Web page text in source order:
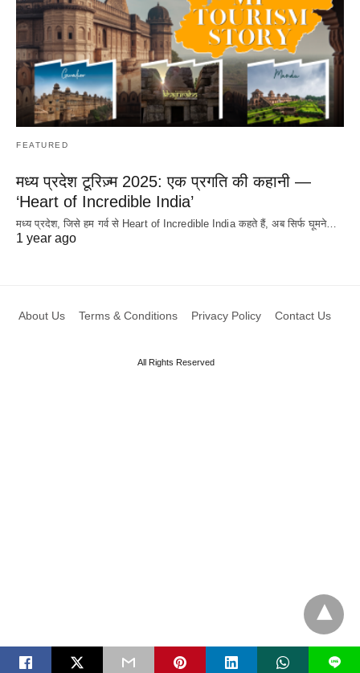
FEATURED
मध्य प्रदेश टूरिज़्म 2025: एक प्रगति की कहानी —
‘Heart of Incredible India’
मध्य प्रदेश, जिसे हम गर्व से Heart of Incredible India कहते हैं, अब सिर्फ घूमने…
1 year ago
About Us Terms & Conditions Privacy Policy Contact Us
All Rights Reserved
L